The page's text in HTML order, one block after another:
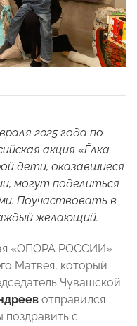
2025 года по
акция «Ёлка
дети, оказавшиеся
могут поделиться
Поучаствовать в
желающий.
«ОПОРА РОССИИ»
Матвея, который
Чувашской
отправился
поздравить с